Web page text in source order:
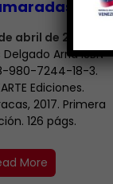
abril de 2025
Delgado Arria ISBN
980-7244-18-3.
Ediciones.
2017. Primera
126 págs.
More